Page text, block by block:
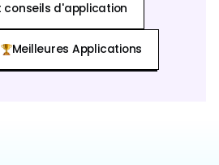
conseils d'application
Meilleures Applications